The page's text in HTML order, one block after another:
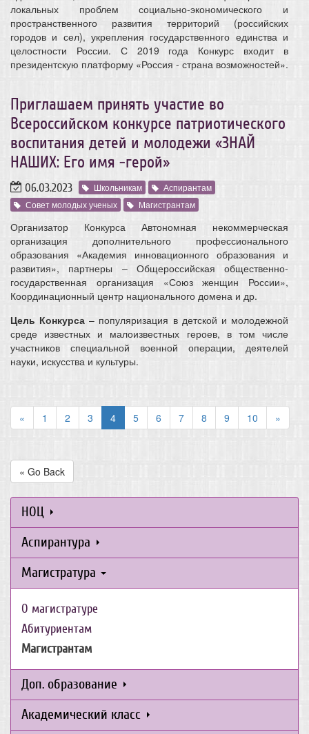
локальных проблем социально-экономического и
пространственного развития территорий (российских
городов и сел), укрепления государственного единства и
целостности России. С 2019 года Конкурс входит в
президентскую платформу «Россия - страна возможностей».
Приглашаем принять участие во
Всероссийском конкурсе патриотического
воспитания детей и молодежи «ЗНАЙ
НАШИХ: Его имя -герой»
06.03.2023 Школьникам
Аспирантам
Совет молодых ученых
Магистрантам
Организатор Конкурса Автономная некоммерческая
организация дополнительного профессионального
образования «Академия инновационного образования и
развития», партнеры – Общероссийская общественно-
государственная организация «Союз женщин России»,
Координационный центр национального домена и др.
Цель Конкурса – популяризация в детской и молодежной
среде известных и малоизвестных героев, в том числе
участников специальной военной операции, деятелей
науки, искусства и культуры.
« 1 2 3 4 5 6 7 8 9 10 »
« Go Back
НОЦ
Аспирантура
Магистратура
О магистратуре
Абитуриентам
Магистрантам
Доп. образование
Академический класс